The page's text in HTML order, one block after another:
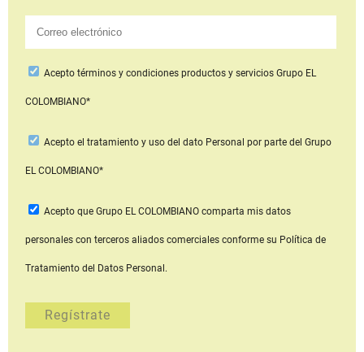
Aceptotérminos y condiciones productos y serviciosGrupo EL
COLOMBIANO*
Acepto el tratamiento y uso del dato Personal por parte del Grupo
EL COLOMBIANO*
Acepto que Grupo EL COLOMBIANOcomparta mis datos
personales con terceros aliados comerciales conforme su Política de
Tratamiento del Datos Personal.